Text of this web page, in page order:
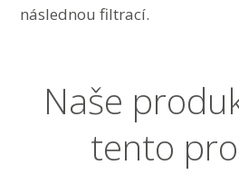
následnou filtrací.
Naše
tento